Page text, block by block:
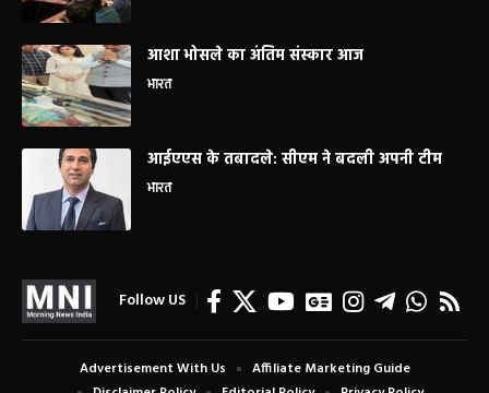
आशा भोसले का अंतिम संस्कार आज
भारत
आईएएस के तबादले: सीएम ने बदली अपनी टीम
भारत
Follow US
Advertisement With Us
Affiliate Marketing Guide